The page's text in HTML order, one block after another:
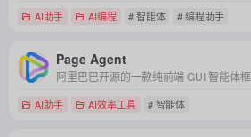
AI助手 AI编程 # 智能体 # 编程助手
Page Agent
AI助手 AI效率工具 # 智能体